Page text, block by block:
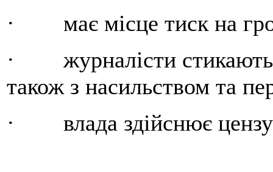
· має місце тиск на
· журналісти
також з насильством та
· влада здійснює